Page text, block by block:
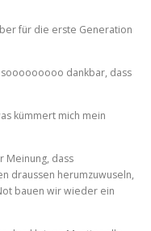
für die erste Generation
dankbar, dass
kümmert mich mein
Meinung, dass
draussen herumzuwuseln,
bauen wir wieder ein